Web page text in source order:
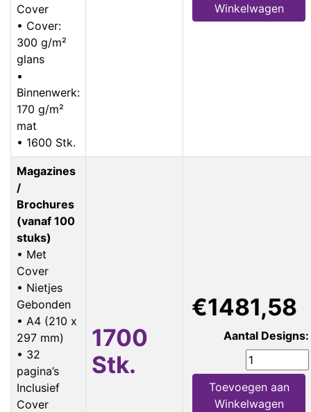
Cover
• Cover:
300 g/m²
glans
•
Binnenwerk:
170 g/m²
mat
• 1600 Stk.
Winkelwagen
Magazines
/
Brochures
(vanaf 100
stuks)
• Met
Cover
• Nietjes
Gebonden
• A4 (210 x
297 mm)
• 32
pagina’s
Inclusief
Cover
1700
Stk.
€1481,58
Aantal Designs:
Toevoegen aan
Winkelwagen